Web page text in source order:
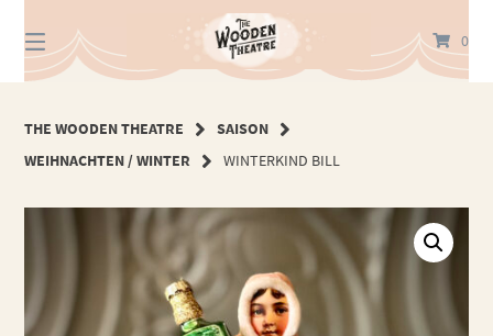
zum
Inhalt
0
THE WOODEN THEATRE
SAISON
WEIHNACHTEN / WINTER
WINTERKIND BILL